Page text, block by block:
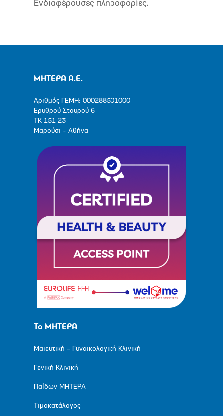
Ενδιαφέρουσες πληροφορίες.
ΜΗΤΕΡΑ Α.Ε.
Αριθμός ΓΕΜΗ: 000288501000
Ερυθρού Σταυρού 6
ΤΚ 151 23
Μαρούσι - Αθήνα
Το ΜΗΤΕΡΑ
Μαιευτική – Γυναικολογική Κλινική
Γενική Κλινική
Παίδων ΜΗΤΕΡΑ
Τιμοκατάλογος